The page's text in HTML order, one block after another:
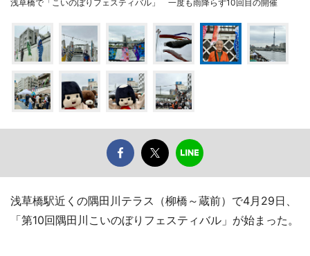
浅草橋で「こいのぼりフェスティバル」 一度も雨降らず10回目の開催
浅草橋駅近くの隅田川テラス（柳橋～蔵前）で4月29日、
「第10回隅田川こいのぼりフェスティバル」が始まった。